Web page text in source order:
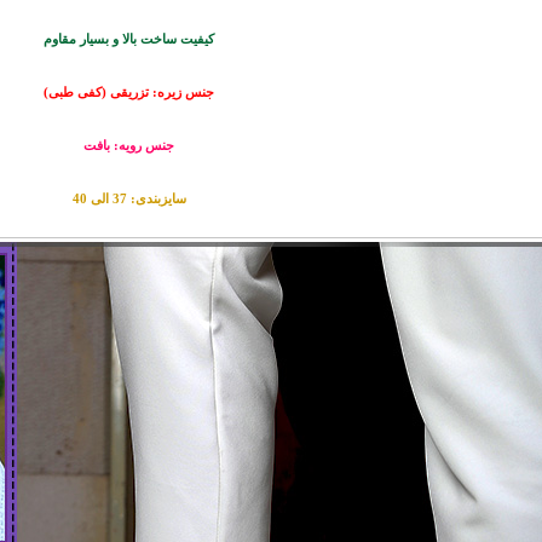
کیفیت ساخت بالا و بسیار مقاوم
جنس زیره: تزریقی (کفی طبی)
جنس رویه: بافت
سایزبندی: 37 الی 40